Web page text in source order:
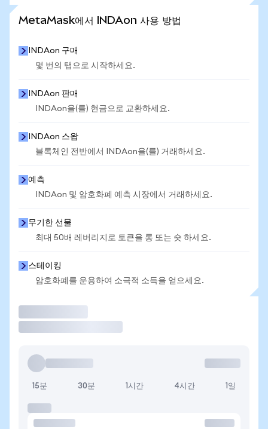
MetaMask에서 INDAon 사용 방법
INDAon 구매
몇 번의 탭으로 시작하세요.
INDAon 판매
INDAon을(를) 현금으로 교환하세요.
INDAon 스왑
블록체인 전반에서 INDAon을(를) 거래하세요.
예측
INDAon 및 암호화폐 예측 시장에서 거래하세요.
무기한 선물
최대 50배 레버리지로 토큰을 롱 또는 숏 하세요.
스테이킹
암호화폐를 운용하여 소극적 소득을 얻으세요.
15분 30분 1시간 4시간 1일